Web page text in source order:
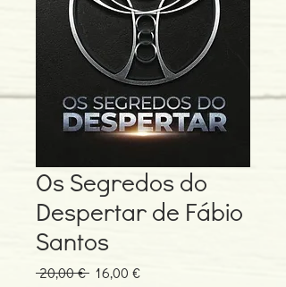
Os Segredos do
Despertar de Fábio
Santos
20,00 € Preço
16,00 €Preço